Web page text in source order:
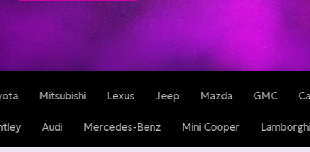
Lexus Jeep Mazda GMC Cadillac
Bentley Audi Mercedes-Benz Mini Cooper